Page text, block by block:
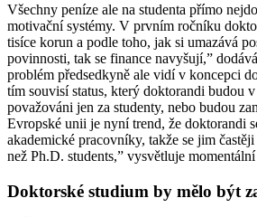
Všechny peníze ale na studenta přímo
motivační systémy. V prvním ročníku
tisíce korun a podle toho, jak si umazává
povinnosti, tak se finance navyšují,”
problém předsedkyně ale vidí v koncepci
tím souvisí status, který doktorandi budou
považováni jen za studenty, nebo budou
Evropské unii je nyní trend, že doktorandi
akademické pracovníky, takže se jim
než Ph.D. students,” vysvětluje
Doktorské studium by mělo být